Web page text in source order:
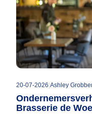
20-07-2026 Ashley
Brasserie de